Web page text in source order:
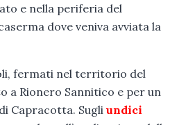
e nella periferia del
dove veniva avviata la
fermati nel territorio del
a Rionero Sannitico e per un
Capracotta. Sugliundici